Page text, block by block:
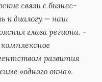
связи с бизнес-
к диалогу — наш
глава региона. -
развития
«одного окна».